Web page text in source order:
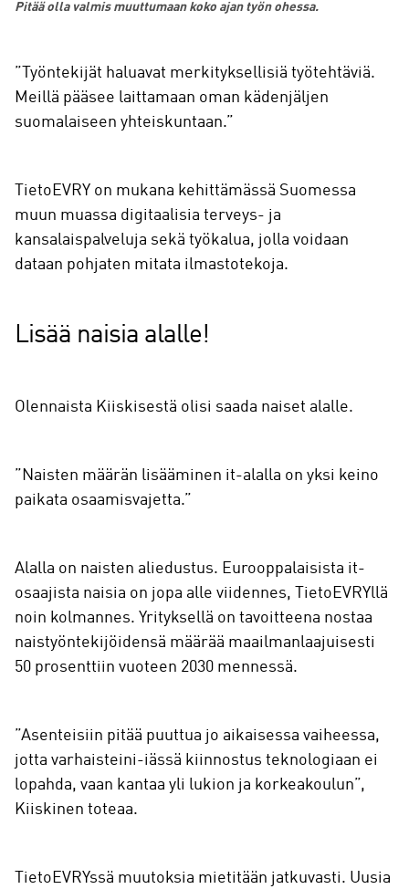
Pitää olla valmis muuttumaan koko ajan työn ohessa.
”Työntekijät haluavat merkityksellisiä työtehtäviä.
Meillä pääsee laittamaan oman kädenjäljen
suomalaiseen yhteiskuntaan.”
TietoEVRY on mukana kehittämässä Suomessa
muun muassa digitaalisia terveys- ja
kansalaispalveluja sekä työkalua, jolla voidaan
dataan pohjaten mitata ilmastotekoja.
Lisää naisia alalle!
Olennaista Kiiskisestä olisi saada naiset alalle.
”Naisten määrän lisääminen it-alalla on yksi keino
paikata osaamisvajetta.”
Alalla on naisten aliedustus. Eurooppalaisista it-
osaajista naisia on jopa alle viidennes, TietoEVRYllä
noin kolmannes. Yrityksellä on tavoitteena nostaa
naistyöntekijöidensä määrää maailmanlaajuisesti
50 prosenttiin vuoteen 2030 mennessä.
”Asenteisiin pitää puuttua jo aikaisessa vaiheessa,
jotta varhaisteini-iässä kiinnostus teknologiaan ei
lopahda, vaan kantaa yli lukion ja korkeakoulun”,
Kiiskinen toteaa.
TietoEVRYssä muutoksia mietitään jatkuvasti. Uusia